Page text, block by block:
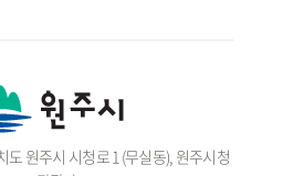
도 원주시 시청로 1 (무실동), 원주시청